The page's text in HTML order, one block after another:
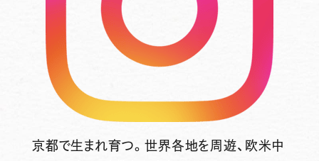
京都で生まれ育つ。世界各地を周遊、欧米中